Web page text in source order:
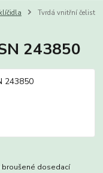
Tvrdá vnitřní čelist
243850
broušené dosedací